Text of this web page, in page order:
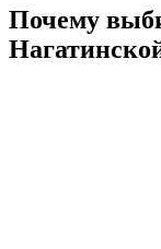
Почему